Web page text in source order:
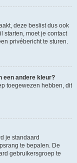
deze beslist dus ook
starten, moet je contact
privébericht te sturen.
een andere kleur?
toegewezen hebben, dit
je standaard
te bepalen. De
gebruikersgroep te